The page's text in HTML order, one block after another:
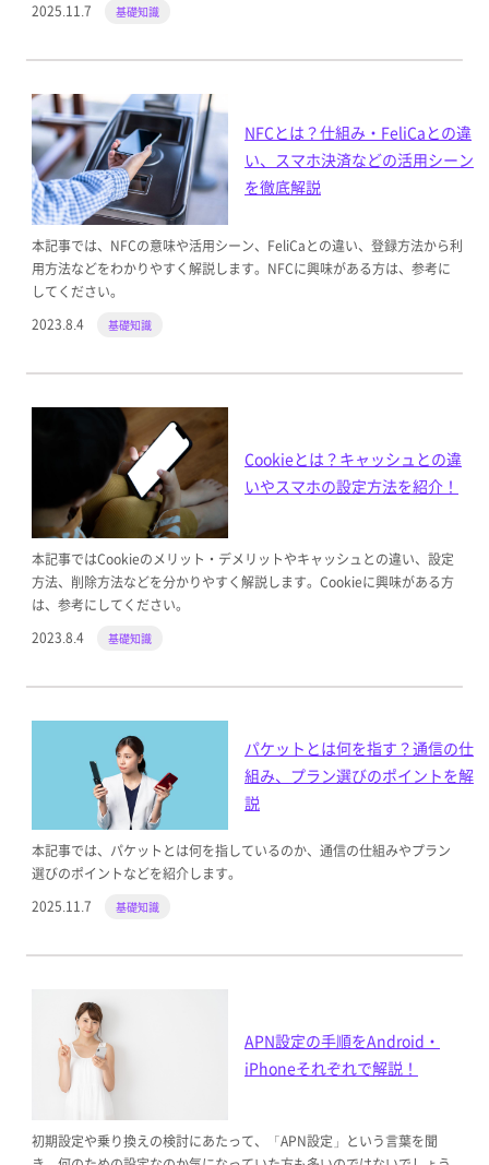
2025.11.7
基礎知識
NFCとは？仕組み・FeliCaとの違
い、スマホ決済などの活用シーン
を徹底解説
本記事では、NFCの意味や活用シーン、FeliCaとの違い、登録方法から利
用方法などをわかりやすく解説します。NFCに興味がある方は、参考に
してください。
2023.8.4
基礎知識
Cookieとは？キャッシュとの違
いやスマホの設定方法を紹介！
本記事ではCookieのメリット・デメリットやキャッシュとの違い、設定
方法、削除方法などを分かりやすく解説します。Cookieに興味がある方
は、参考にしてください。
2023.8.4
基礎知識
パケットとは何を指す？通信の仕
組み、プラン選びのポイントを解
説
本記事では、パケットとは何を指しているのか、通信の仕組みやプラン
選びのポイントなどを紹介します。
2025.11.7
基礎知識
APN設定の手順をAndroid・
iPhoneそれぞれで解説！
初期設定や乗り換えの検討にあたって、「APN設定」という言葉を聞